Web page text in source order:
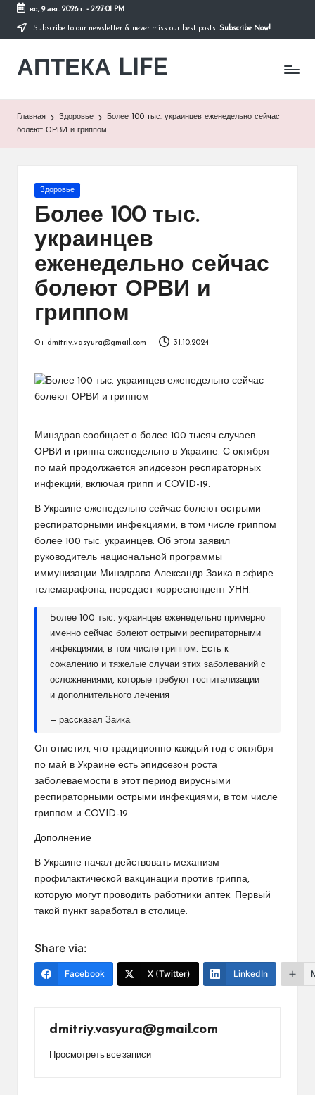
Перейти
содержимому
вс, 9 авг. 2026 г.- 2:27:01 PM
Subscribe to our newsletter & never miss our best posts. Subscribe Now!
АПТЕКА LIFE
сайт
здоровом
Главная Здоровье
Более 100 тыс. украинцев еженедельно сейчас
болеют ОРВИ и гриппом
Опубликовано
Здоровье
Более 100 тыс.
украинцев
еженедельно сейчас
болеют ОРВИ и
гриппом
От dmitriy.vasyura@gmail.com 31.10.2024
Минздрав сообщает о более 100 тысяч случаев
ОРВИ и гриппа еженедельно в Украине. С октября
по май продолжается эпидсезон респираторных
инфекций, включая грипп и COVID-19.
В Украине еженедельно сейчас болеют острыми
респираторными инфекциями, в том числе гриппом
более 100 тыс. украинцев. Об этом заявил
руководитель национальной программы
иммунизации Минздрава Александр Заика в эфире
телемарафона, передает корреспондент УНН.
Более 100 тыс. украинцев еженедельно примерно
именно сейчас болеют острыми респираторными
инфекциями, в том числе гриппом. Есть к
сожалению и тяжелые случаи этих заболеваний с
осложнениями, которые требуют госпитализации
и дополнительного лечения
— рассказал Заика.
Он отметил, что традиционно каждый год с октября
по май в Украине есть эпидсезон роста
заболеваемости в этот период вирусными
респираторными острыми инфекциями, в том числе
гриппом и COVID-19.
Дополнение
В Украине начал действовать механизм
профилактической вакцинации против гриппа,
которую могут проводить работники аптек. Первый
такой пункт заработал в столице.
Share via:
Facebook X (Twitter) LinkedIn
dmitriy.vasyura@gmail.com
Просмотреть все записи